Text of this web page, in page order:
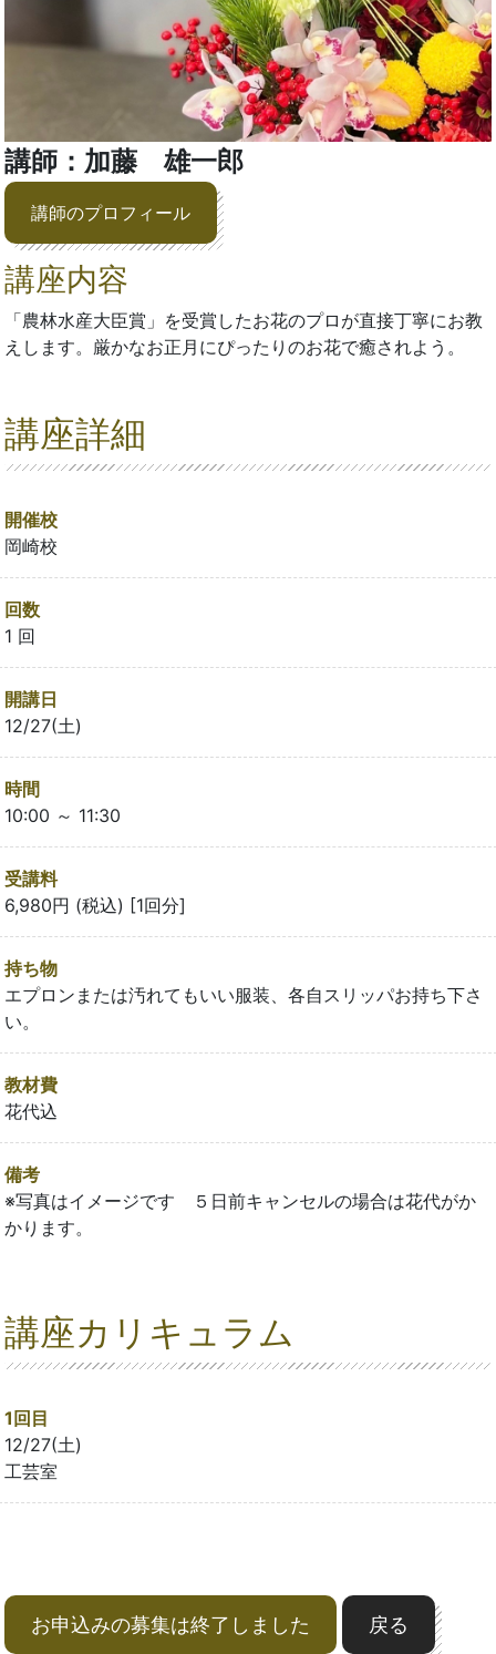
講師：加藤 雄一郎
講師のプロフィール
講座内容
「農林水産大臣賞」を受賞したお花のプロが直接丁寧にお教
えします。厳かなお正月にぴったりのお花で癒されよう。
講座詳細
開催校
岡崎校
回数
1 回
開講日
12/27(土)
時間
10:00 ～ 11:30
受講料
6,980円 (税込) [1回分]
持ち物
エプロンまたは汚れてもいい服装、各自スリッパお持ち下さ
い。
教材費
花代込
備考
※写真はイメージです ５日前キャンセルの場合は花代がか
かります。
講座カリキュラム
1回目
12/27(土)
工芸室
お申込みの募集は終了しました 戻る